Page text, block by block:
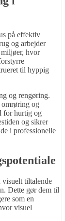
på effektiv
og arbejder
hvor
til hyppig
og rengøring.
omrøring og
for hurtig og
og sikrer
i professionelle
visuelt tiltalende
Dette gør dem til
som en
visuel